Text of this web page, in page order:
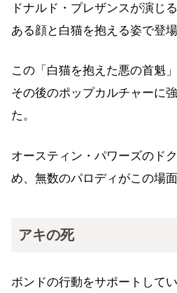
ドナルド・プレザンスが演じ
ある顔と白猫を抱える姿で登場
この「白猫を抱えた悪の首魁
その後のポップカルチャーに
た。
オースティン・パワーズのド
め、無数のパロディがこの場
アキの死
ボンドの行動をサポートして